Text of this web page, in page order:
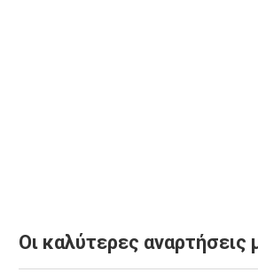
Οι καλύτερες αναρτήσεις